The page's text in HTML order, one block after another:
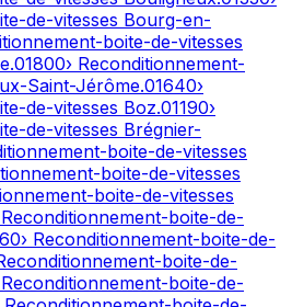
de-vitesses Bourg-en-
boite-de-vitesses
.01800› Reconditionnement-
Saint-Jérôme.01640›
de-vitesses Boz.01190›
de-vitesses Brégnier-
boite-de-vitesses
boite-de-vitesses
boite-de-vitesses
Reconditionnement-boite-de-
› Reconditionnement-boite-de-
boite-de-
Reconditionnement-boite-de-